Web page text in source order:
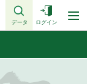
データ ログイン